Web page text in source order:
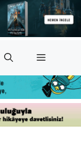
Menü